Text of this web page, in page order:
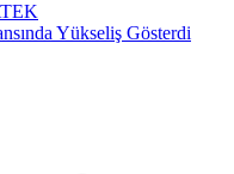
Yükseliş Gösterdi